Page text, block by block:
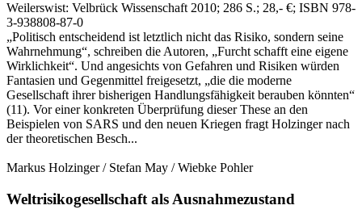
Weilerswist: Velbrück Wissenschaft 2010; 286 S.; 28,- €; ISBN 978-
3-938808-87-0
„Politisch entscheidend ist letztlich nicht das Risiko, sondern seine
Wahrnehmung“, schreiben die Autoren, „Furcht schafft eine eigene
Wirklichkeit“. Und angesichts von Gefahren und Risiken würden
Fantasien und Gegenmittel freigesetzt, „die die moderne
Gesellschaft ihrer bisherigen Handlungsfähigkeit berauben könnten“
(11). Vor einer konkreten Überprüfung dieser These an den
Beispielen von SARS und den neuen Kriegen fragt Holzinger nach
der theoretischen Besch...
Markus Holzinger / Stefan May / Wiebke Pohler
Weltrisikogesellschaft als Ausnahmezustand